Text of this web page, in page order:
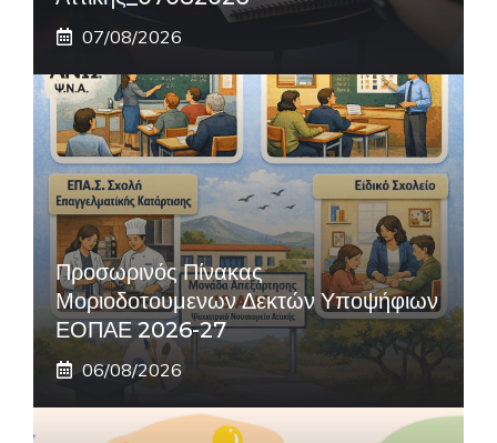
07/08/2026
Προσωρινός Πίνακας
Μοριοδοτουμενων Δεκτών Υποψήφιων
ΕΟΠΑΕ 2026-27
06/08/2026